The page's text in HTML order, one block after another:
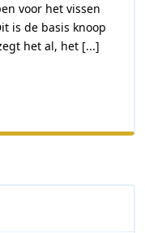
is de basis knoop
het al, het [...]